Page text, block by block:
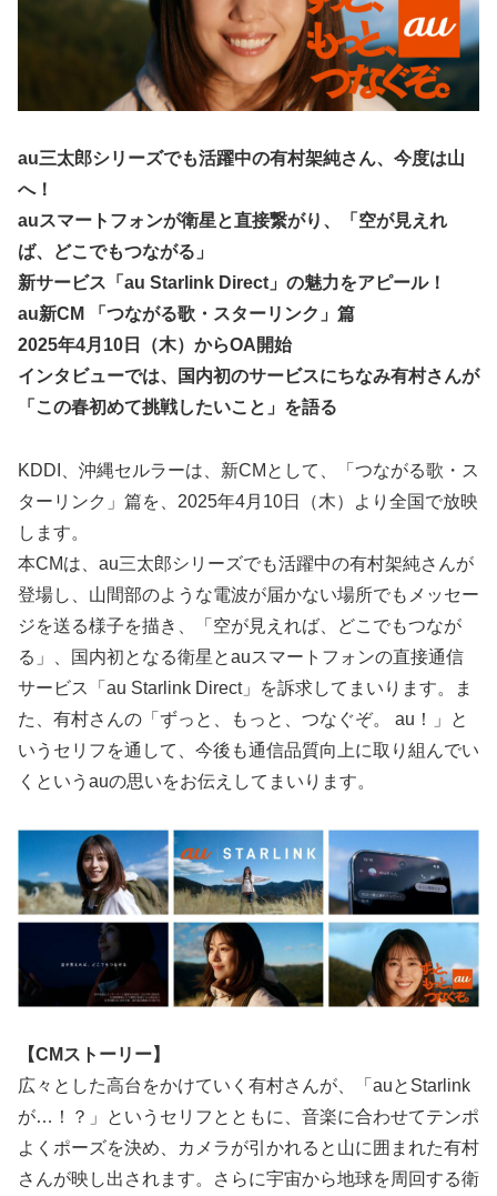
au三太郎シリーズでも活躍中の有村架純さん、今度は山
へ！
auスマートフォンが衛星と直接繋がり、「空が見えれ
ば、どこでもつながる」
新サービス「au Starlink Direct」の魅力をアピール！
au新CM 「つながる歌・スターリンク」篇
2025年4月10日（木）からOA開始
インタビューでは、国内初のサービスにちなみ有村さんが
「この春初めて挑戦したいこと」を語る
KDDI、沖縄セルラーは、新CMとして、「つながる歌・ス
ターリンク」篇を、2025年4月10日（木）より全国で放映
します。
本CMは、au三太郎シリーズでも活躍中の有村架純さんが
登場し、山間部のような電波が届かない場所でもメッセー
ジを送る様子を描き、「空が見えれば、どこでもつなが
る」、国内初となる衛星とauスマートフォンの直接通信
サービス「au Starlink Direct」を訴求してまいります。ま
た、有村さんの「ずっと、もっと、つなぐぞ。 au！」と
いうセリフを通して、今後も通信品質向上に取り組んでい
くというauの思いをお伝えしてまいります。
【CMストーリー】
広々とした高台をかけていく有村さんが、「auとStarlink
が…！？」というセリフとともに、音楽に合わせてテンポ
よくポーズを決め、カメラが引かれると山に囲まれた有村
さんが映し出されます。さらに宇宙から地球を周回する衛